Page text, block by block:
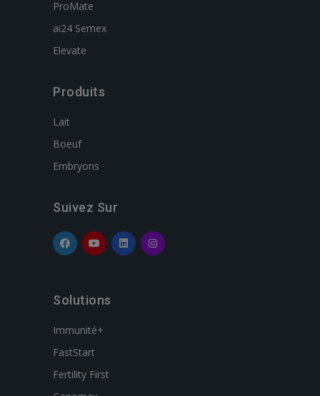
ProMate
ai24 Semex
Elevate
Produits
Lait
Boeuf
Embryons
Suivez Sur
Solutions
Immunité+
FastStart
Fertility First